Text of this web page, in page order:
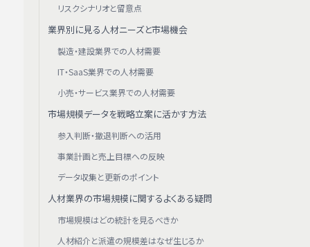
リスクシナリオと留意点
業界別に見る人材ニーズと市場機会
製造・建設業界での人材需要
IT・SaaS業界での人材需要
小売・サービス業界での人材需要
市場規模データを戦略立案に活かす方法
参入判断・撤退判断への活用
事業計画と売上目標への反映
データ収集と更新のポイント
人材業界の市場規模に関するよくある疑問
市場規模はどの統計を見るべきか
人材紹介と派遣の規模差はなぜ生じるか